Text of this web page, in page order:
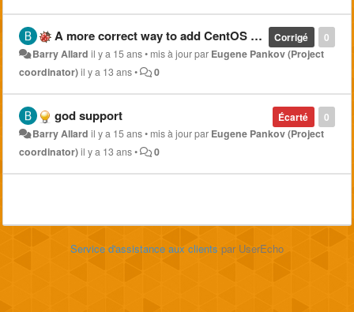
0
Corrigé
A more correct way to add CentOS repo.
Barry Allard il y a 15 ans• mis à jour par Eugene Pankov (Project
coordinator)il y a 13 ans• 0
0
Écarté
god support
Barry Allard il y a 15 ans• mis à jour par Eugene Pankov (Project
coordinator)il y a 13 ans• 0
Service d'assistance aux clients par UserEcho